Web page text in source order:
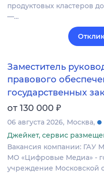
продуктовых кластеров
—…
Заместитель
правового
государственных
от 130 000 ₽
06 августа 2026 Москва
Джейкет, сервис
Вакансия компании:
МО «Цифровые Медиа» -
учреждение Московской